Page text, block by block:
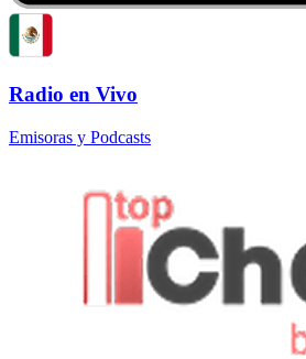
Radio en Vivo
Emisoras y Podcasts